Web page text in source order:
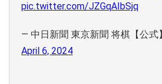
pic.twitter.com/JZGqAIbSjq
— 中日新聞 東京新聞 将棋【公式
April 6, 2024